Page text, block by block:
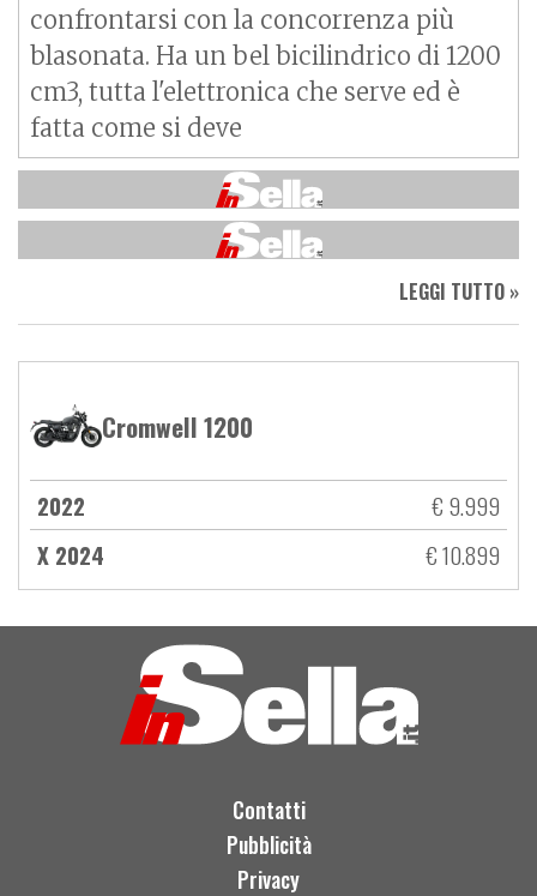
confrontarsi con la concorrenza più
blasonata. Ha un bel bicilindrico di 1200
cm3, tutta l'elettronica che serve ed è
fatta come si deve
LEGGI TUTTO »
Cromwell 1200
2022
€ 9.999
X 2024
€ 10.899
Contatti
Pubblicità
Privacy